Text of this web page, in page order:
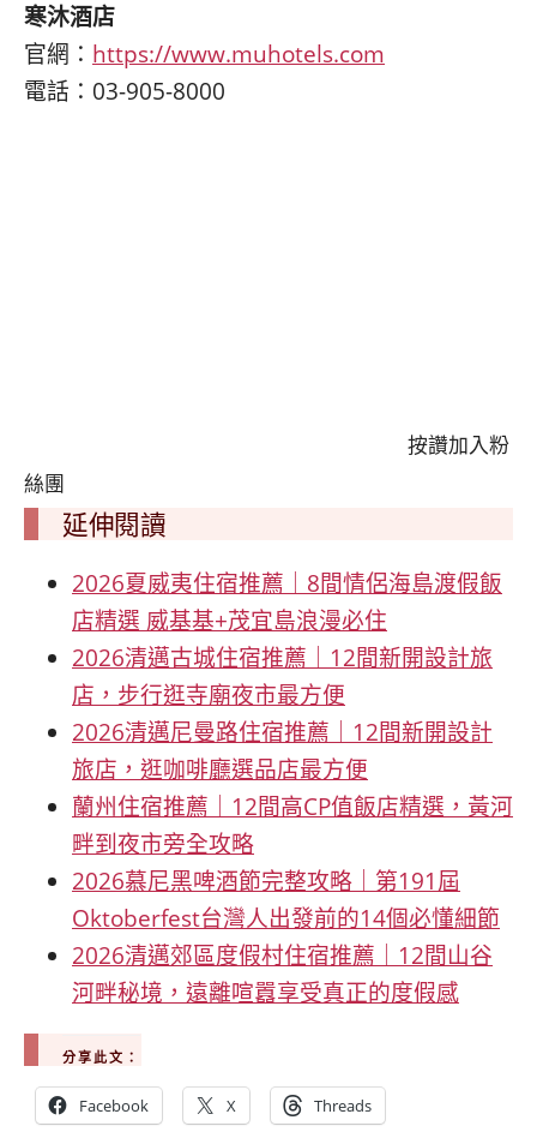
寒沐酒店
官網： https://www.muhotels.com
電話：03-905-8000
按讚加入粉
絲團
延伸閱讀
2026夏威夷住宿推薦｜8間情侶海島渡假飯
店精選 威基基+茂宜島浪漫必住
2026清邁古城住宿推薦｜12間新開設計旅
店，步行逛寺廟夜市最方便
2026清邁尼曼路住宿推薦｜12間新開設計
旅店，逛咖啡廳選品店最方便
蘭州住宿推薦｜12間高CP值飯店精選，黃河
畔到夜市旁全攻略
2026慕尼黑啤酒節完整攻略｜第191屆
Oktoberfest台灣人出發前的14個必懂細節
2026清邁郊區度假村住宿推薦｜12間山谷
河畔秘境，遠離喧囂享受真正的度假感
分享此文：
Facebook X Threads